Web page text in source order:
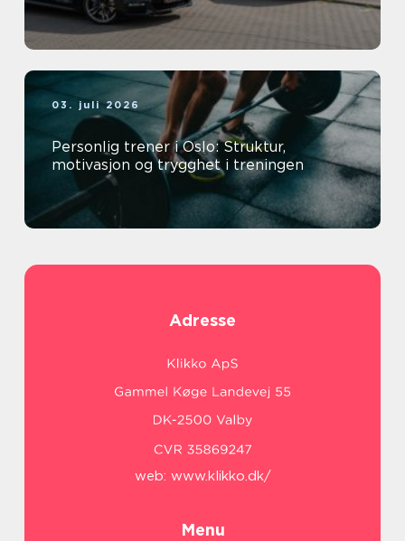
03. juli 2026
Personlig trener i Oslo: Struktur,
motivasjon og trygghet i treningen
Adresse
web: www.klikko.dk/
Menu